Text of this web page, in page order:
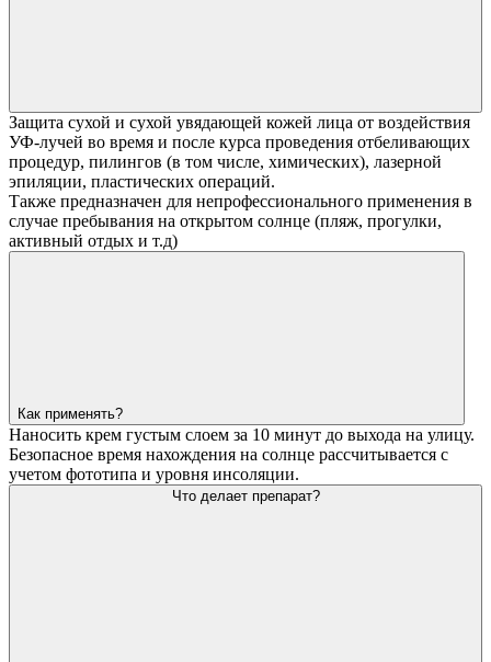
Защита сухой и сухой увядающей кожей лица от воздействия
УФ-лучей во время и после курса проведения отбеливающих
процедур, пилингов (в том числе, химических), лазерной
эпиляции, пластических операций.
Также предназначен для непрофессионального применения в
случае пребывания на открытом солнце (пляж, прогулки,
активный отдых и т.д)
Как применять?
Наносить крем густым слоем за 10 минут до выхода на улицу.
Безопасное время нахождения на солнце рассчитывается с
учетом фототипа и уровня инсоляции.
Что делает препарат?